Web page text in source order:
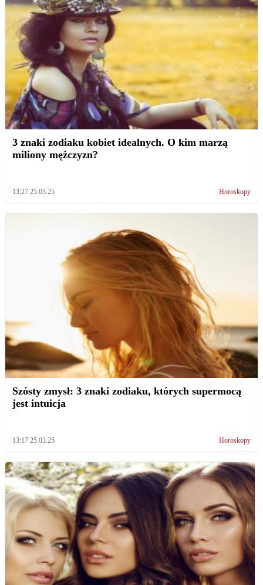
3 znaki zodiaku kobiet idealnych. O kim marzą
miliony mężczyzn?
13:27 25.03.25 Horoskopy
Szósty zmysł: 3 znaki zodiaku, których supermocą
jest intuicja
13:17 25.03.25 Horoskopy